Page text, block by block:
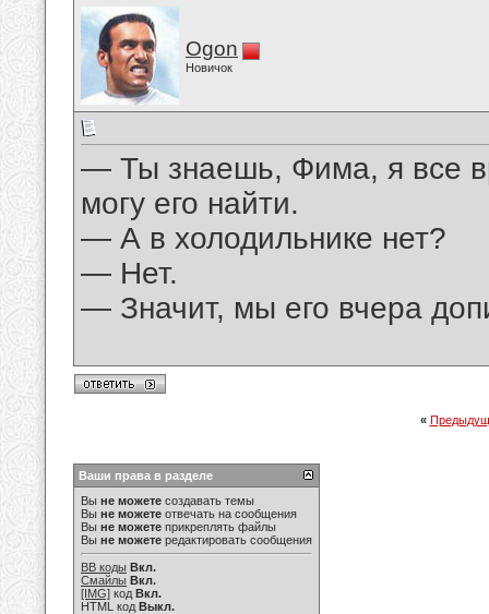
Ogon
Новичок
— Ты знаешь, Фима, я все
могу его найти.
— А в холодильнике нет?
— Нет.
— Значит, мы его вчера
«
Ваши права в разделе
Вы не можете создавать темы
Вы не можете отвечать на сообщения
Вы не можете прикреплять файлы
Вы не можете редактировать сообщения
BB коды Вкл.
Смайлы Вкл.
[IMG] код Вкл.
HTML код Выкл.